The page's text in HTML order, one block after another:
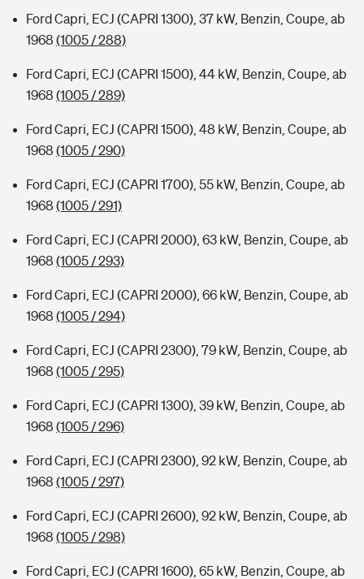
Ford Capri, ECJ (CAPRI 1300), 37 kW, Benzin, Coupe, ab
1968 (1005 / 288)
Ford Capri, ECJ (CAPRI 1500), 44 kW, Benzin, Coupe, ab
1968 (1005 / 289)
Ford Capri, ECJ (CAPRI 1500), 48 kW, Benzin, Coupe, ab
1968 (1005 / 290)
Ford Capri, ECJ (CAPRI 1700), 55 kW, Benzin, Coupe, ab
1968 (1005 / 291)
Ford Capri, ECJ (CAPRI 2000), 63 kW, Benzin, Coupe, ab
1968 (1005 / 293)
Ford Capri, ECJ (CAPRI 2000), 66 kW, Benzin, Coupe, ab
1968 (1005 / 294)
Ford Capri, ECJ (CAPRI 2300), 79 kW, Benzin, Coupe, ab
1968 (1005 / 295)
Ford Capri, ECJ (CAPRI 1300), 39 kW, Benzin, Coupe, ab
1968 (1005 / 296)
Ford Capri, ECJ (CAPRI 2300), 92 kW, Benzin, Coupe, ab
1968 (1005 / 297)
Ford Capri, ECJ (CAPRI 2600), 92 kW, Benzin, Coupe, ab
1968 (1005 / 298)
Ford Capri, ECJ (CAPRI 1600), 65 kW, Benzin, Coupe, ab